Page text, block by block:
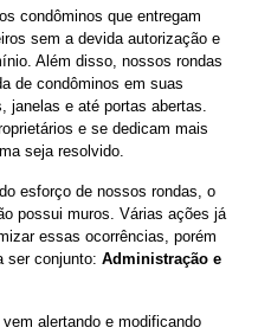
condôminos que entregam
sem a devida autorização e
Além disso, nossos rondas
de condôminos em suas
janelas e até portas abertas.
e se dedicam mais
seja resolvido.
esforço de nossos rondas, o
possui muros. Várias ações já
essas ocorrências, porém
ser conjunto: Administração e
alertando e modificando